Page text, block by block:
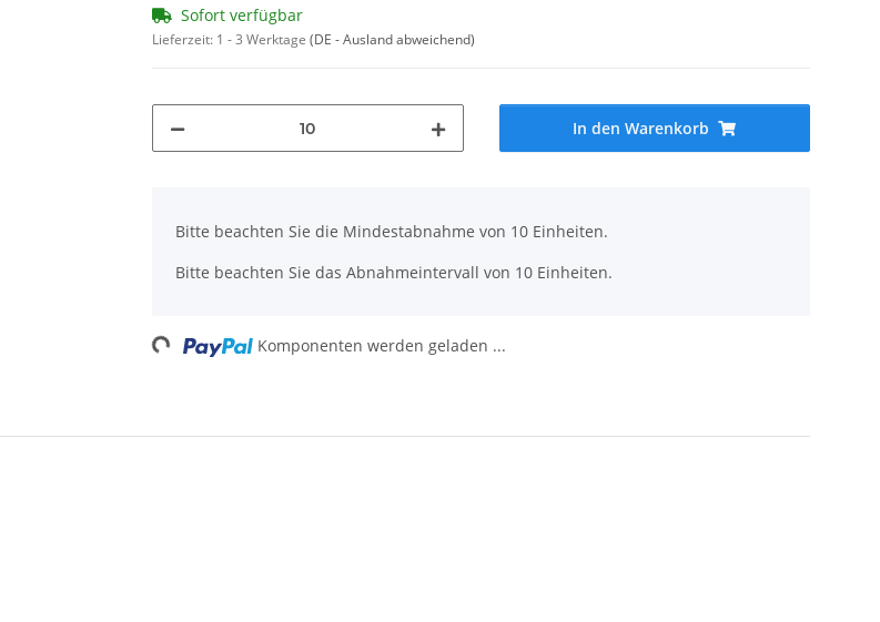
Sofort verfügbar
Lieferzeit: 1 - 3 Werktage (DE - Ausland abweichend)
In den Warenkorb
Bitte beachten Sie die Mindestabnahme von 10 Einheiten.
Bitte beachten Sie das Abnahmeintervall von 10 Einheiten.
Loading... Komponenten werden geladen ...